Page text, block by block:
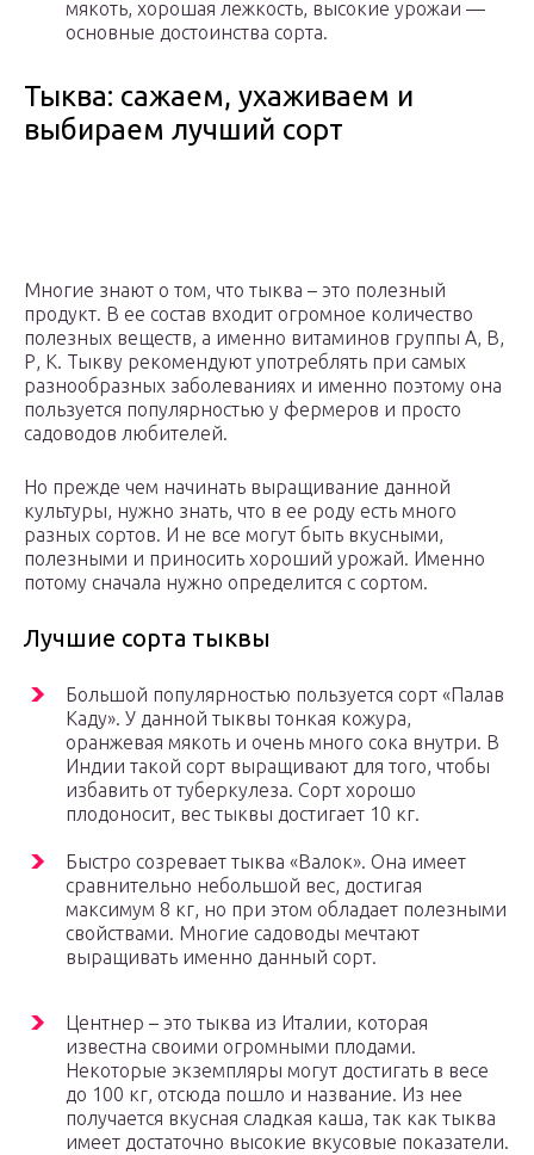
мякоть, хорошая лежкость, высокие урожаи —
основные достоинства сорта.
Тыква: сажаем, ухаживаем и
выбираем лучший сорт
Многие знают о том, что тыква – это полезный
продукт. В ее состав входит огромное количество
полезных веществ, а именно витаминов группы А, В,
Р, К. Тыкву рекомендуют употреблять при самых
разнообразных заболеваниях и именно поэтому она
пользуется популярностью у фермеров и просто
садоводов любителей.
Но прежде чем начинать выращивание данной
культуры, нужно знать, что в ее роду есть много
разных сортов. И не все могут быть вкусными,
полезными и приносить хороший урожай. Именно
потому сначала нужно определится с сортом.
Лучшие сорта тыквы
Большой популярностью пользуется сорт «Палав
Каду». У данной тыквы тонкая кожура,
оранжевая мякоть и очень много сока внутри. В
Индии такой сорт выращивают для того, чтобы
избавить от туберкулеза. Сорт хорошо
плодоносит, вес тыквы достигает 10 кг.
Быстро созревает тыква «Валок». Она имеет
сравнительно небольшой вес, достигая
максимум 8 кг, но при этом обладает полезными
свойствами. Многие садоводы мечтают
выращивать именно данный сорт.
Центнер – это тыква из Италии, которая
известна своими огромными плодами.
Некоторые экземпляры могут достигать в весе
до 100 кг, отсюда пошло и название. Из нее
получается вкусная сладкая каша, так как тыква
имеет достаточно высокие вкусовые показатели.